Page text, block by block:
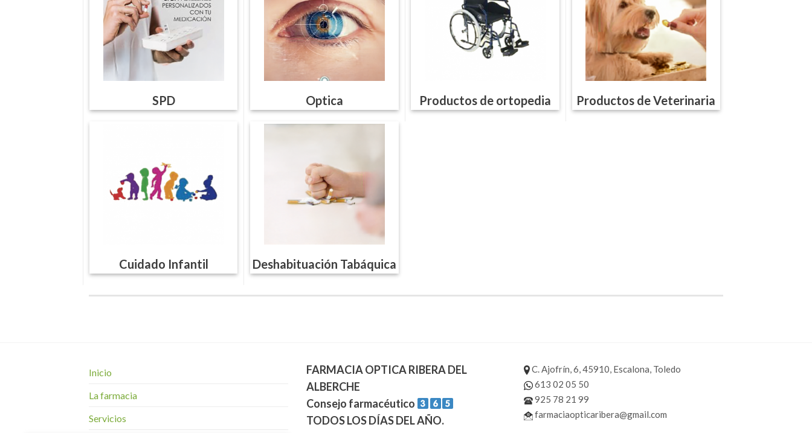
SPD Optica Productos de ortopedia Productos de Veterinaria
Cuidado Infantil Deshabituación Tabáquica
Inicio
La farmacia
Servicios
FARMACIA OPTICA RIBERA DEL
ALBERCHE
Consejo farmacéutico
TODOS LOS DÍAS DEL AÑO.
C. Ajofrín, 6, 45910, Escalona, Toledo
613 02 05 50
925 78 21 99
farmaciaopticaribera@gmail.com